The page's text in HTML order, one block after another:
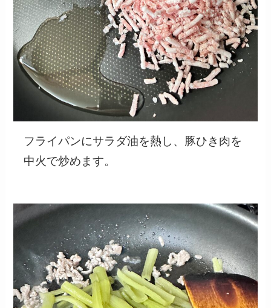
フライパンにサラダ油を熱し、豚ひき肉を
中火で炒めます。